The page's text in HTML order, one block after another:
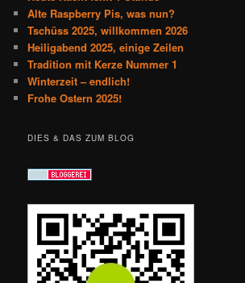
Alte Raspberry Pis, was nun?
Tschüss 2025, willkommen 2026
Heiligabend 2025, einige Zeilen
Tradition mit Kerze Nummer 1
Winterzeit – endlich!
Frohe Ostern 2025!
DIES & DAS ZUM BLOG